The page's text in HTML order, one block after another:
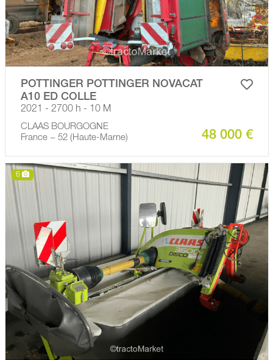
POTTINGER POTTINGER NOVACAT
A10 ED COLLE
2021 - 2700 h - 10 M
CLAAS BOURGOGNE
France − 52 (Haute-Marne)
48 000 €
6